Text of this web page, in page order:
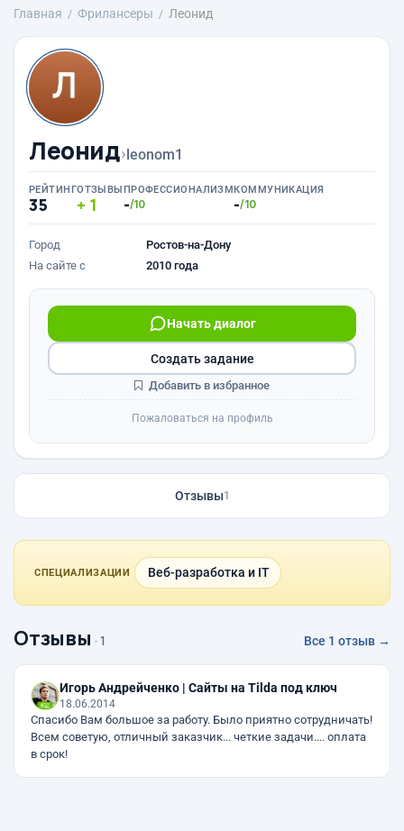
Главная Фрилансеры Леонид
Леонид›leonom1
РЕЙТИНГ
35
ОТЗЫВЫ
1
ПРОФЕССИОНАЛИЗМ
-/10
КОММУНИКАЦИЯ
-/10
Город
Ростов-на-Дону
На сайте с
2010 года
Начать диалог
Создать задание
Добавить в избранное
Пожаловаться на профиль
Отзывы1
СПЕЦИАЛИЗАЦИИ Веб-разработка и IT
Отзывы · 1 Все 1 отзыв →
Игорь Андрейченко | Сайты на Tilda под ключ
18.06.2014
Спасибо Вам большое за работу. Было приятно сотрудничать!
Всем советую, отличный заказчик... четкие задачи.... оплата
в срок!